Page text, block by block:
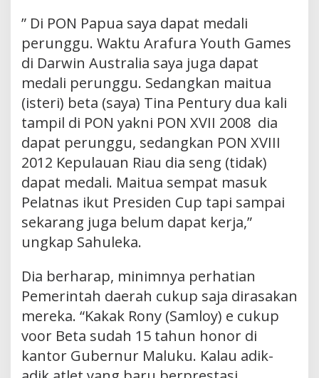
” Di PON Papua saya dapat medali
perunggu. Waktu Arafura Youth Games
di Darwin Australia saya juga dapat
medali perunggu. Sedangkan maitua
(isteri) beta (saya) Tina Pentury dua kali
tampil di PON yakni PON XVII 2008 dia
dapat perunggu, sedangkan PON XVIII
2012 Kepulauan Riau dia seng (tidak)
dapat medali. Maitua sempat masuk
Pelatnas ikut Presiden Cup tapi sampai
sekarang juga belum dapat kerja,”
ungkap Sahuleka.
Dia berharap, minimnya perhatian
Pemerintah daerah cukup saja dirasakan
mereka. “Kakak Rony (Samloy) e cukup
voor Beta sudah 15 tahun honor di
kantor Gubernur Maluku. Kalau adik-